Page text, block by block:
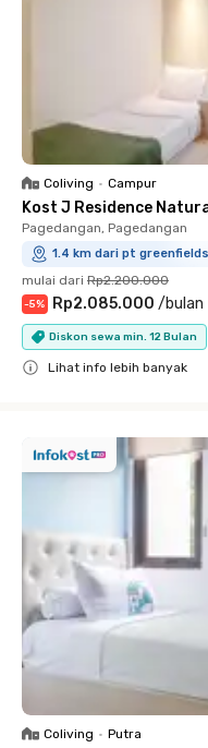
Coliving • Campur
Kost J Residence
Pagedangan, Pagedangan
1.4 km dari pt
mulai dari Rp2.200.000
-5% Rp2.085.000 /bulan
Diskon sewa min. 12 Bulan
Lihat info lebih banyak
Coliving • Putra